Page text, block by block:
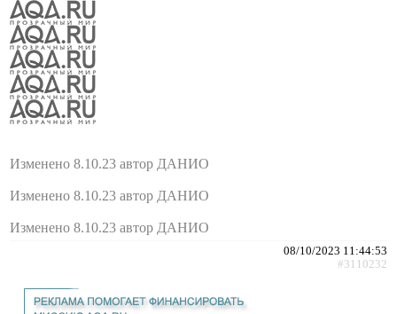
Изменено 8.10.23 автор ДАНИО
Изменено 8.10.23 автор ДАНИО
Изменено 8.10.23 автор ДАНИО
08/10/2023 11:44:53
#3110232